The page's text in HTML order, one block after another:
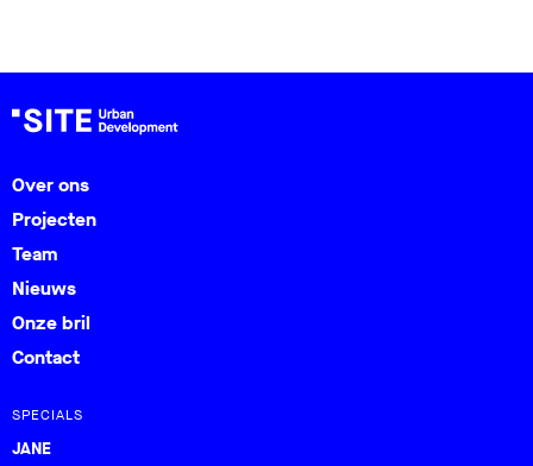
Over ons
Projecten
Team
Nieuws
Onze bril
Contact
SPECIALS
JANE